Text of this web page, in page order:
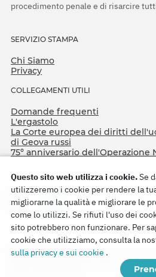
procedimento penale e di risarcire
SERVIZIO STAMPA
Chi Siamo
Privacy
COLLEGAMENTI UTILI
Domande frequenti
L'ergastolo
La Corte europea dei diritti
di Geova russi
75º anniversario dell'Operazione
Copyright © 2026
Watch Tower Bible and Tract Society of
Questo sito web utilizza i cookie.Se
utilizzeremo i cookie per rendere la
migliorarne la qualità e migliorare le
come lo utilizzi. Se rifiuti l'uso dei
sito potrebbero non funzionare. Per
cookie che utilizziamo, consulta la
sulla privacy e sui cookie .